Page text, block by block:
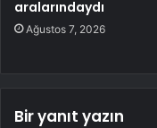
aralarındaydı
Ağustos 7, 2026
Bir yanıt yazın